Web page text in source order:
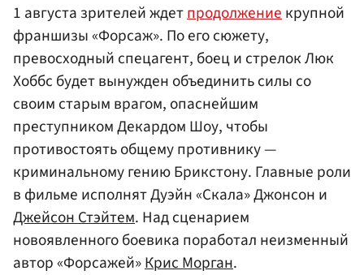
1 августа зрителей ждетпродолжениекрупной
франшизы «Форсаж». По его сюжету,
превосходный спецагент, боец и стрелок Люк
Хоббс будет вынужден объединить силы со
своим старым врагом, опаснейшим
преступником Декардом Шоу, чтобы
противостоять общему противнику —
криминальному гению Брикстону. Главные роли
в фильме исполнят Дуэйн «Скала» Джонсон и
Джейсон Стэйтем. Над сценарием
новоявленного боевика поработал неизменный
автор «Форсажей»Крис Морган.